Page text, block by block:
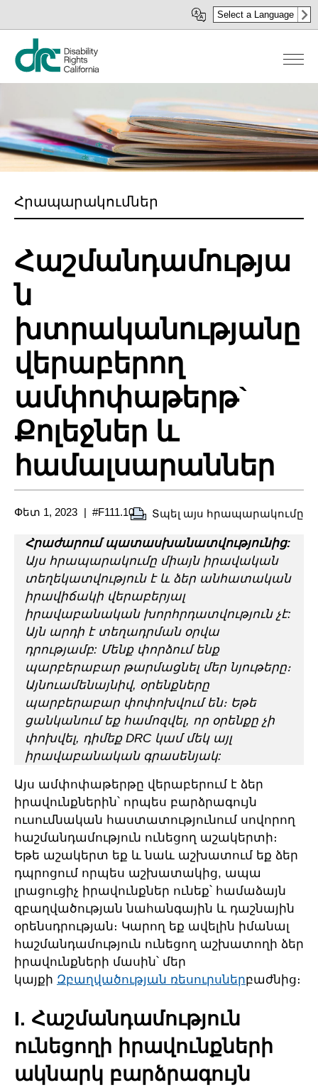
to
content
Select a Language
Հրապարակումներ
Հաշմանդամությա
ն
խտրականությանը
վերաբերող
ամփոփաթերթ`
Քոլեջներ և
համալսարաններ
Փետ 1, 2023 #F111.10 Տպել այս հրապարակումը
Հրաժարում պատասխանատվությունից:
Այս հրապարակումը միայն իրավական
տեղեկատվություն է և ձեր անհատական
իրավիճակի վերաբերյալ
իրավաբանական խորհրդատվություն չէ:
Այն արդի է տեղադրման օրվա
դրությամբ: Մենք փորձում ենք
պարբերաբար թարմացնել մեր նյութերը։
Այնուամենայնիվ, օրենքները
պարբերաբար փոփոխվում են։ Եթե
ցանկանում եք համոզվել, որ օրենքը չի
փոխվել, դիմեք DRC կամ մեկ այլ
իրավաբանական գրասենյակ:
Այս ամփոփաթերթը վերաբերում է ձեր
իրավունքներին՝ որպես բարձրագույն
ուսումնական հաստատությունում սովորող
հաշմանդամություն ունեցող աշակերտի։
Եթե աշակերտ եք և նաև աշխատում եք ձեր
դպրոցում որպես աշխատակից, ապա
լրացուցիչ իրավունքներ ունեք՝ համաձայն
զբաղվածության նահանգային և դաշնային
օրենսդրության։ Կարող եք ավելին իմանալ
հաշմանդամություն ունեցող աշխատողի ձեր
իրավունքների մասին՝ մեր
կայքի Զբաղվածության ռեսուրսներբաժնից։
I. Հաշմանդամություն
ունեցողի իրավունքների
ակնարկ բարձրագույն